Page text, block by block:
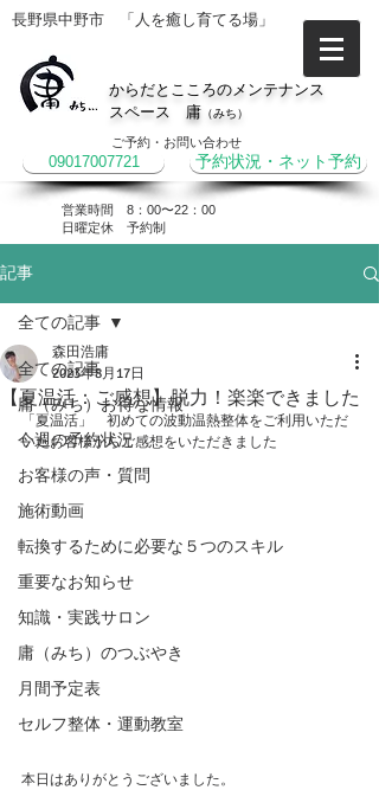
長野県中野市 「人を癒し育てる場」
からだとこころのメンテナンス
スペース 庸 （みち）
ご予約・お問い合わせ
09017007721 予約状況・ネット予約
営業時間 8：00〜22：00
​日曜定休 予約制
記事
全ての記事
庸（みち）お得な情報
今週の予約状況
お客様の声・質問
施術動画
転換するために必要な５つのスキル
重要なお知らせ
知識・実践サロン
庸（みち）のつぶやき
月間予定表
セルフ整体・運動教室
全ての記事
【夏温活：ご感想】脱力！楽楽できました
森田浩庸
2023年8月17日
「夏温活」　初めての波動温熱整体をご利用いただ
いたお客様からご感想をいただきました
本日はありがとうございました。